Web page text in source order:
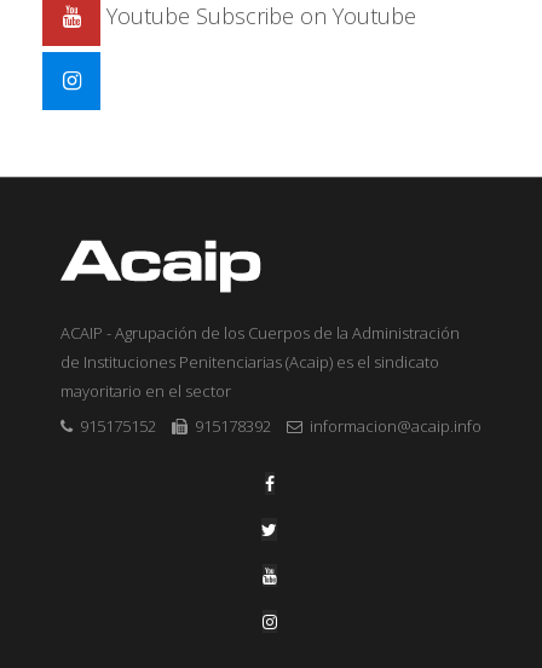
Youtube Subscribe on Youtube
ACAIP - Agrupación de los Cuerpos de la Administración
de Instituciones Penitenciarias (Acaip) es el sindicato
mayoritario en el sector
915175152
915178392 informacion@acaip.info